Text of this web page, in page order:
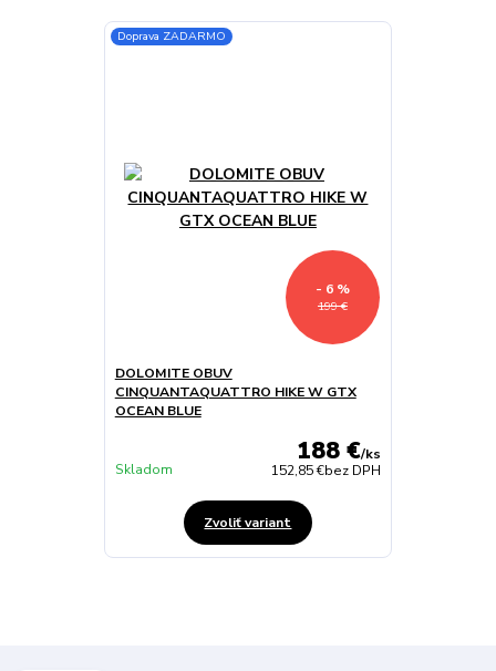
Doprava ZADARMO
199 €
- 6 %
DOLOMITE OBUV
CINQUANTAQUATTRO HIKE W GTX
OCEAN BLUE
188 €/ks
152,85 €bez DPH
Skladom
Zvoliť variant